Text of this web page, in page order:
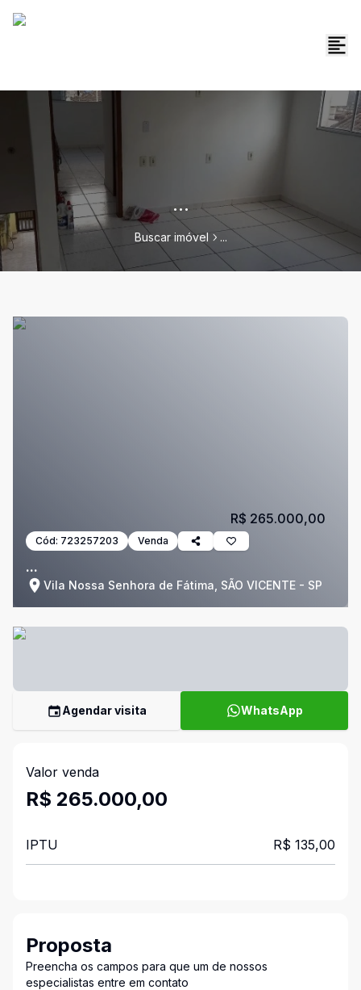
...
Buscar imóvel ...
Cód: 723257203 Venda
...
Vila Nossa Senhora de Fátima, SÃO VICENTE - SP
R$ 265.000,00
Agendar visita WhatsApp
Valor venda
R$ 265.000,00
IPTU R$ 135,00
Proposta
Preencha os campos para que um de nossos
especialistas entre em contato